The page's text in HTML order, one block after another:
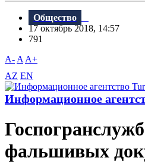
Общество
17 октябрь 2018, 14:57
791
A- A A+
AZ EN
Информационное
фальшивых